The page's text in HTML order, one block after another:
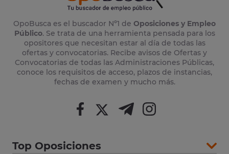
OpoBusca es el buscador Nº1 de Oposiciones y Empleo
Público. Se trata de una herramienta pensada para los
opositores que necesitan estar al día de todas las
ofertas y convocatorias. Recibe avisos de Ofertas y
Convocatorias de todas las Administraciones Públicas,
conoce los requisitos de acceso, plazos de instancias,
fechas de examen y mucho más.
Top Oposiciones